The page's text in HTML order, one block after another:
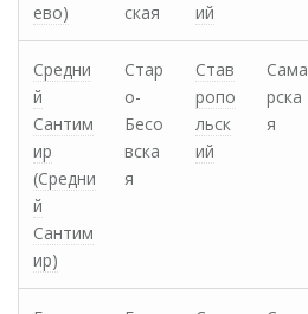
ево)
ская
ий
Средни
й
Сантим
ир
(Средни
й
Сантим
ир)
Стар
о-
Бесо
вска
я
Став
ропо
льск
ий
Сама
рска
я